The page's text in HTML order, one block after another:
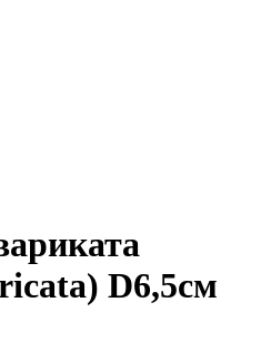
D6,5см